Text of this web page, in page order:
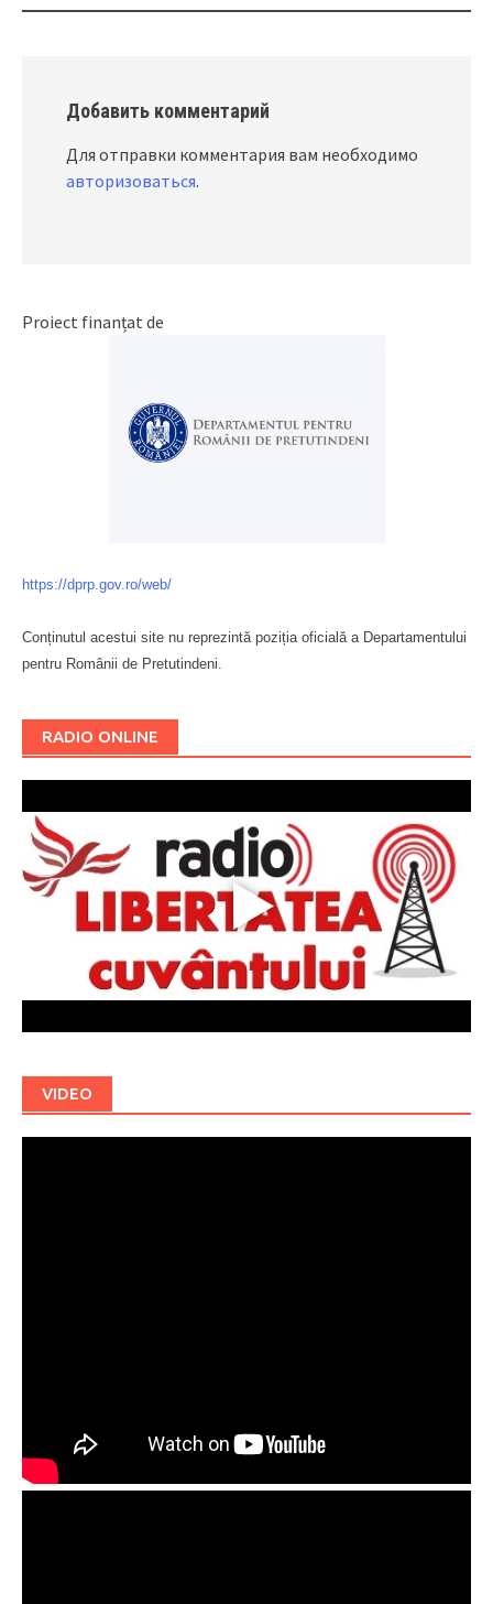
Добавить комментарий
Для отправки комментария вам необходимо
авторизоваться.
Proiect finanțat de
https://dprp.gov.ro/web/
Conținutul acestui site nu reprezintă poziția oficială a Departamentului
pentru Românii de Pretutindeni.
RADIO ONLINE
VIDEO